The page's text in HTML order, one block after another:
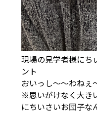
現場の見学者様にち
ント
おいっし～～わねぇ
※思いがけなく大き
にちいさいお団子な